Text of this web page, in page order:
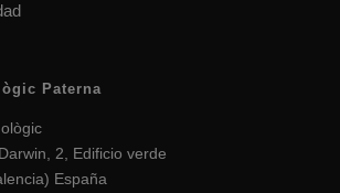
Paterna
2, Edificio verde
España